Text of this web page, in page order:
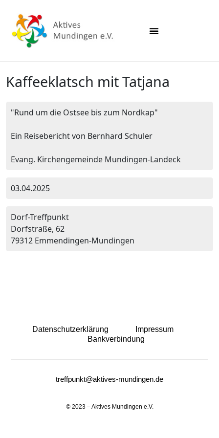
Kaffeeklatsch mit Tatjana
"Rund um die Ostsee bis zum Nordkap"
Ein Reisebericht von Bernhard Schuler
Evang. Kirchengemeinde Mundingen-Landeck
03.04.2025
Dorf-Treffpunkt
Dorfstraße, 62
79312 Emmendingen-Mundingen
Datenschutzerklärung
Impressum
Bankverbindung
treffpunkt@aktives-mundingen.de
© 2023 – Aktives Mundingen e.V.